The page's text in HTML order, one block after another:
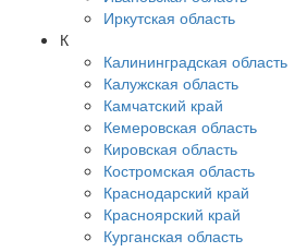
Иркутская область
К
Калининградская область
Калужская область
Камчатский край
Кемеровская область
Кировская область
Костромская область
Краснодарский край
Красноярский край
Курганская область